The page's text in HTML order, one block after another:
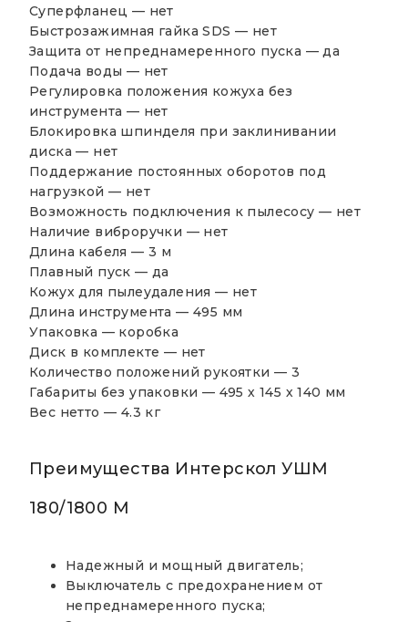
Суперфланец — нет
Быстрозажимная гайка SDS — нет
Защита от непреднамеренного пуска — да
Подача воды — нет
Регулировка положения кожуха без
инструмента — нет
Блокировка шпинделя при заклинивании
диска — нет
Поддержание постоянных оборотов под
нагрузкой — нет
Возможность подключения к пылесосу — нет
Наличие виброручки — нет
Длина кабеля — 3 м
Плавный пуск — да
Кожух для пылеудаления — нет
Длина инструмента — 495 мм
Упаковка — коробка
Диск в комплекте — нет
Количество положений рукоятки — 3
Габариты без упаковки — 495 х 145 х 140 мм
Вес нетто — 4.3 кг
Преимущества Интерскол УШМ
180/1800 М
Надежный и мощный двигатель;
Выключатель с предохранением от
непреднамеренного пуска;